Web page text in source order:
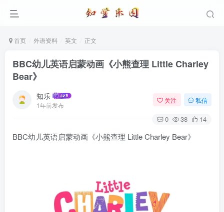
首页 外语资料 英文 正文
BBC幼儿英语启蒙动画《小熊查理 Little Charley
Bear》
知乐
1年前发布
关注 私信
0 38 14
BBC幼儿英语启蒙动画《小熊查理 Little Charley Bear》